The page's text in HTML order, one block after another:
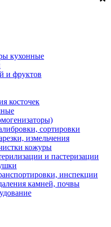
кухонные
и фруктов
косточек
сортировки
измельчения
кожуры
и пастеризации
инспекции
камней, почвы